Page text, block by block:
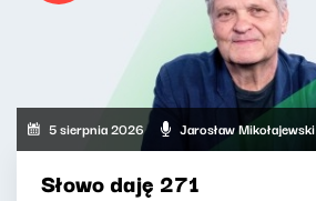
5 sierpnia 2026 Jarosław Mikołajewski
Słowo daję 271